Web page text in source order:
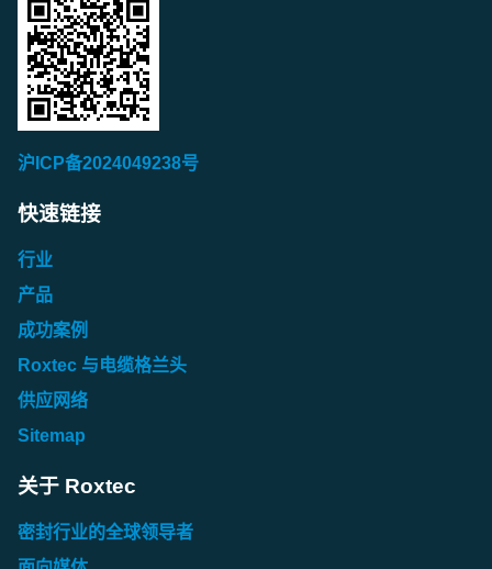
沪ICP备2024049238号
快速链接
行业
产品
成功案例
Roxtec 与电缆格兰头
供应网络
Sitemap
关于 Roxtec
密封行业的全球领导者